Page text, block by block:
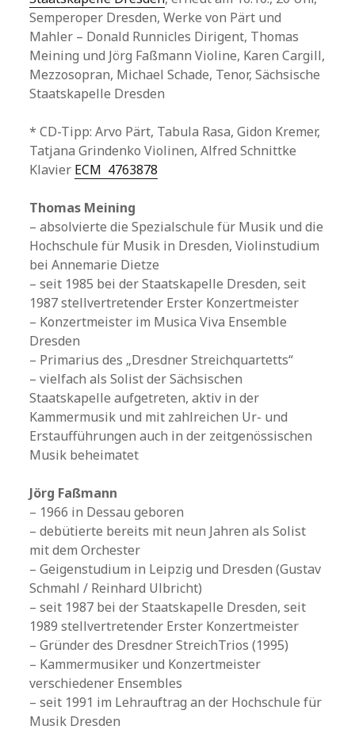
Semperoper Dresden, Werke von Pärt und
Mahler – Donald Runnicles Dirigent, Thomas
Meining und Jörg Faßmann Violine, Karen Cargill,
Mezzosopran, Michael Schade, Tenor, Sächsische
Staatskapelle Dresden
* CD-Tipp: Arvo Pärt, Tabula Rasa, Gidon Kremer,
Tatjana Grindenko Violinen, Alfred Schnittke
Klavier ECM 4763878
Thomas Meining
– absolvierte die Spezialschule für Musik und die
Hochschule für Musik in Dresden, Violinstudium
bei Annemarie Dietze
– seit 1985 bei der Staatskapelle Dresden, seit
1987 stellvertretender Erster Konzertmeister
– Konzertmeister im Musica Viva Ensemble
Dresden
– Primarius des „Dresdner Streichquartetts“
– vielfach als Solist der Sächsischen
Staatskapelle aufgetreten, aktiv in der
Kammermusik und mit zahlreichen Ur- und
Erstaufführungen auch in der zeitgenössischen
Musik beheimatet
Jörg Faßmann
– 1966 in Dessau geboren
– debütierte bereits mit neun Jahren als Solist
mit dem Orchester
– Geigenstudium in Leipzig und Dresden (Gustav
Schmahl / Reinhard Ulbricht)
– seit 1987 bei der Staatskapelle Dresden, seit
1989 stellvertretender Erster Konzertmeister
– Gründer des Dresdner StreichTrios (1995)
– Kammermusiker und Konzertmeister
verschiedener Ensembles
– seit 1991 im Lehrauftrag an der Hochschule für
Musik Dresden